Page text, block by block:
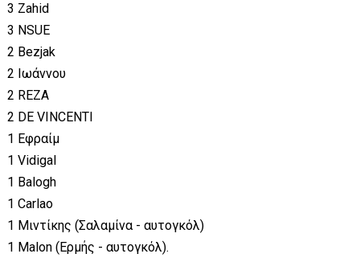
3 Zahid
3 NSUE
2 Bezjak
2 Ιωάννου
2 REZA
2 DE VINCENTI
1 Εφραίμ
1 Vidigal
1 Balogh
1 Carlao
1 Μιντίκης (Σαλαμίνα - αυτογκόλ)
1 Malon (Ερμής - αυτογκόλ).